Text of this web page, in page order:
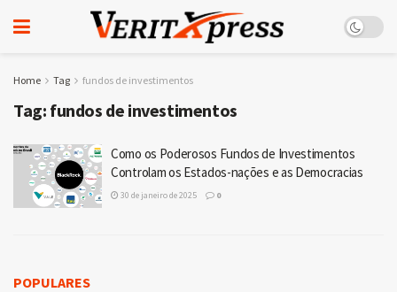
Home Tag fundos de investimentos
Tag: fundos de investimentos
Como os Poderosos Fundos de Investimentos
Controlam os Estados-nações e as Democracias
30 de janeiro de 2025 0
POPULARES